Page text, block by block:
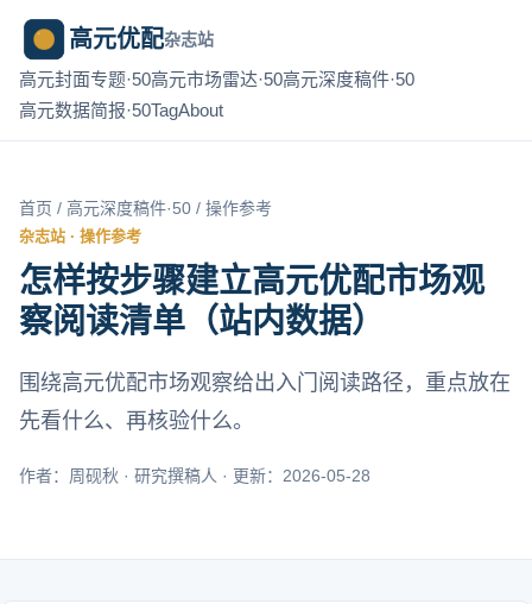
高元优配杂志站
高元封面专题·50高元市场雷达·50高元深度稿件·50
高元数据简报·50TagAbout
首页 / 高元深度稿件·50 / 操作参考
杂志站 · 操作参考
怎样按步骤建立高元优配市场观
察阅读清单（站内数据）
围绕高元优配市场观察给出入门阅读路径，重点放在
先看什么、再核验什么。
作者：周砚秋 · 研究撰稿人 · 更新：2026-05-28